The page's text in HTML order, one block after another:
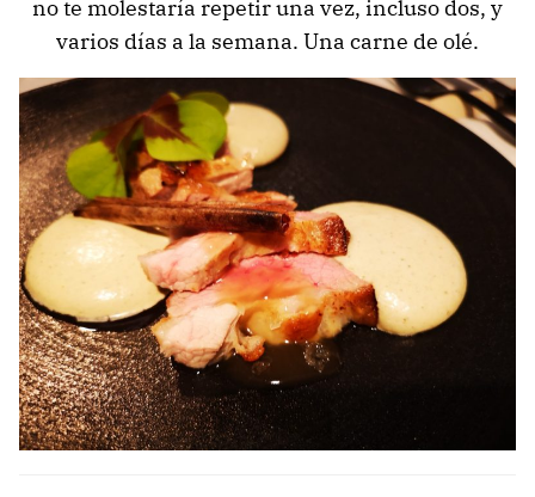
no te molestaría repetir una vez, incluso dos, y
varios días a la semana. Una carne de olé.